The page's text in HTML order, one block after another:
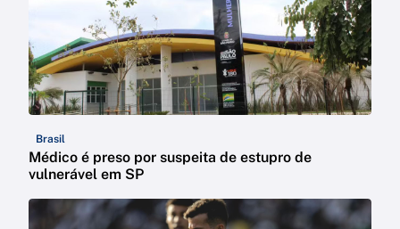
Brasil
Médico é preso por suspeita de estupro de
vulnerável em SP